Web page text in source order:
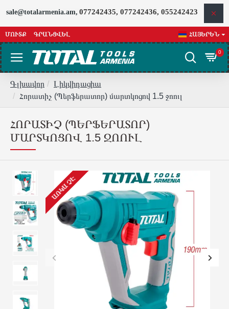
sale@totalarmenia.am, 077242435, 077242436, 055242423
ՄՈՒՏՔ ԳՐԱՆՑՎԵԼ ՀԱՅԵՐԵՆ
0
Գլխավոր
Լիկվիդացիա
Հորատիչ (Պերֆերատոր) մարտկոցով 1.5 ջոուլ
ՀՈՐԱՏԻՉ (ՊԵՐՖԵՐԱՏՈՐ)
ՄԱՐՏԿՈՑՈՎ 1.5 ՋՈՈՒԼ
ԱՌԿԱ ՉԷ